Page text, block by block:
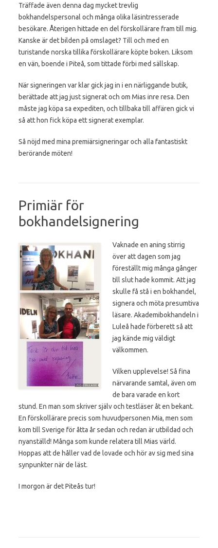
Träffade även denna dag mycket trevlig
bokhandelspersonal och många olika läsintresserade
besökare. Återigen hittade en del förskollärare fram till mig.
Kanske är det bilden på omslaget? Till och med en
turistande norska tillika förskollärare köpte boken. Liksom
en vän, boende i Piteå, som tittade förbi med sällskap.
När signeringen var klar gick jag in i en närliggande butik,
berättade att jag just signerat och om Mias inre resa. Den
måste jag köpa sa expediten, och tillbaka till affären gick vi
så att hon fick köpa ett signerat exemplar.
Så nöjd med mina premiärsigneringar och alla fantastiskt
berörande möten!
Primiär för
bokhandelsignering
Vaknade en aning stirrig
över att dagen som jag
föreställt mig många gånger
till slut hade kommit. Att jag
skulle få stå i en bokhandel,
signera och möta presumtiva
läsare. Akademibokhandeln i
Luleå hade förberett så att
jag kände mig väldigt
välkommen.
Vilken upplevelse! Så fina
närvarande samtal, även om
de bara varade en kort
stund. En man som skriver själv och testläser åt en bekant.
En förskollärare precis som huvudpersonen Mia, men som
kom till Sverige för åtta år sedan och redan är utbildad och
nyanställd! Många som kunde relatera till Mias värld.
Hoppas att de håller vad de lovade och hör av sig med sina
synpunkter när de läst.
I morgon är det Piteås tur!